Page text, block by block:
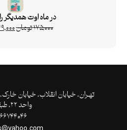
در ماه اوت همدیگر
۱۷۵,۰۰۰تومان
واحد ۲۲، طبقۀ ۵